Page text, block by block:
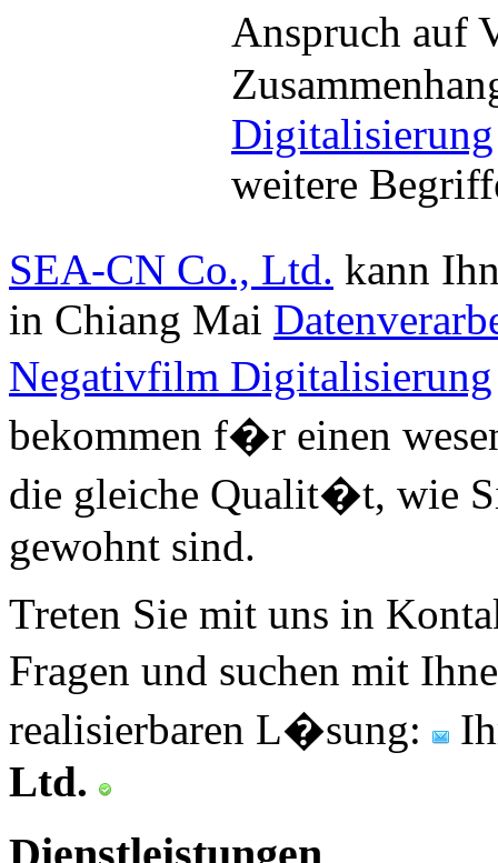
Anspruch auf
Digitalisierung
weitere
SEA-CN Co., Ltd. kann
in Chiang Mai
Negativfilm Digitalisierung
bekommen f�r einen
die gleiche Qualit�t, wie
gewohnt sind.
Treten Sie mit uns in
Fragen und suchen mit
realisierbaren L�sung:
Ltd.